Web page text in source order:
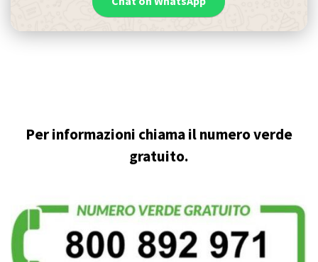
Per informazioni chiama il numero verde
gratuito.